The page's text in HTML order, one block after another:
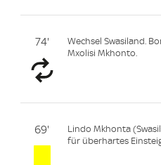
74'
Wechsel Swasiland.
Mxolisi Mkhonto.
69'
Lindo Mkhonta
für überhartes